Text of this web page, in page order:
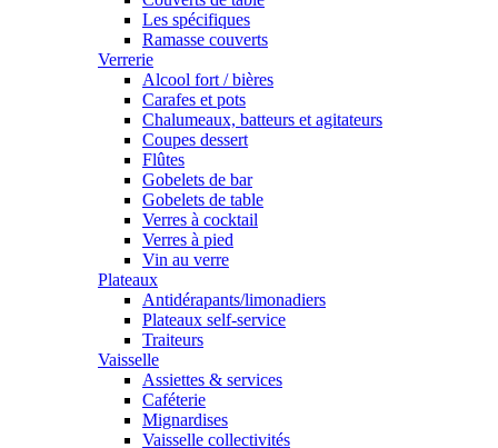
Les spécifiques
Ramasse couverts
Verrerie
Alcool fort / bières
Carafes et pots
Chalumeaux, batteurs et agitateurs
Coupes dessert
Flûtes
Gobelets de bar
Gobelets de table
Verres à cocktail
Verres à pied
Vin au verre
Plateaux
Antidérapants/limonadiers
Plateaux self-service
Traiteurs
Vaisselle
Assiettes & services
Caféterie
Mignardises
Vaisselle collectivités